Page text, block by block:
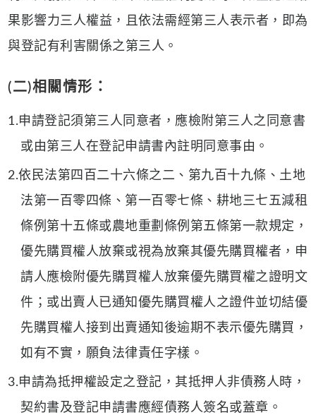
果影響力三人權益，且依法需經第三人表示者，即為
與登記有利害關係之第三人。
(二)相關情形：
1.申請登記須第三人同意者，應檢附第三人之同意書
或由第三人在登記申請書內註明同意事由。
2.依民法第四百二十六條之二、第九百十九條、土地
法第一百零四條、第一百零七條、耕地三七五減租
條例第十五條或農地重劃條例第五條第一款規定，
優先購買權人放棄或視為放棄其優先購買權者，申
請人應檢附優先購買權人放棄優先購買權之證明文
件；或出賣人已通知優先購買權人之證件並切結優
先購買權人接到出賣通知後逾期不表示優先購買，
如有不實，願負法律責任字樣。
3.申請為抵押權設定之登記，其抵押人非債務人時，
契約書及登記申請書應經債務人簽名或蓋章。